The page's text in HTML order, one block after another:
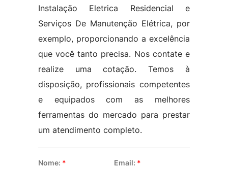
Instalação Eletrica Residencial e
Serviços De Manutenção Elétrica, por
exemplo, proporcionando a excelência
que você tanto precisa. Nos contate e
realize uma cotação. Temos à
disposição, profissionais competentes
e equipados com as melhores
ferramentas do mercado para prestar
um atendimento completo.
Nome: * Email: *